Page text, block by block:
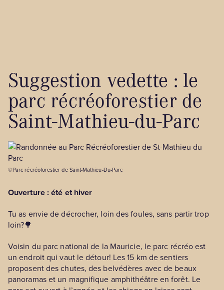
Suggestion vedette : le
parc récréoforestier de
Saint-Mathieu-du-Parc
©Parc récréoforestier de Saint-Mathieu-Du-Parc
Ouverture : été et hiver
Tu as envie de décrocher, loin des foules, sans partir trop
loin?🌳
Voisin du parc national de la Mauricie, le parc récréo est
un endroit qui vaut le détour! Les 15 km de sentiers
proposent des chutes, des belvédères avec de beaux
panoramas et un magnifique amphithéâtre en forêt. Le